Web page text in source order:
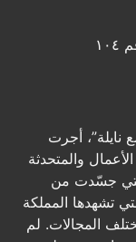
نايلة”، أجرت
والمتحدثة
التي جسّدت من
تشهدها المملكة
المجالات. لم